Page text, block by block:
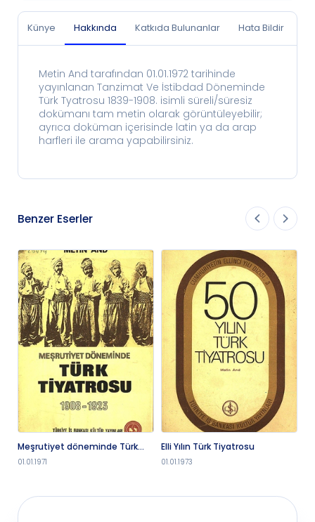
Künye Hakkında Katkıda Bulunanlar Hata Bildir
Metin And tarafından 01.01.1972 tarihinde
yayınlanan Tanzimat Ve İstibdad Döneminde
Türk Tyatrosu 1839-1908. isimli süreli/süresiz
dokümanı tam metin olarak görüntüleyebilir;
ayrıca doküman içerisinde latin ya da arap
harfleri ile arama yapabilirsiniz.
Benzer Eserler
Meşrutiyet döneminde Türk
tiyatrosu, 1908-1923.
01.01.1971
Elli Yılın Türk Tiyatrosu
01.01.1973